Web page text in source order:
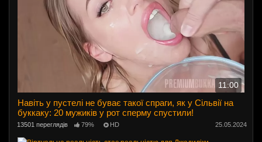
11:00
Навіть у пустелі не буває такої спраги, як у Сільвії на
буккаку: 20 мужиків у рот сперму спустили!
13501 переглядів 79% HD 25.05.2024